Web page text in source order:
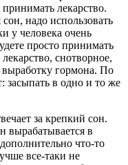
лекарство.
надо использовать
у человека очень
просто принимать
снотворное,
выработку гормона. По
засыпать в одно и то же
за крепкий сон.
вырабатывается в
что-то
все-таки не